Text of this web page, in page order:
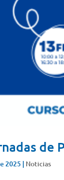
de
2025 | Noticias